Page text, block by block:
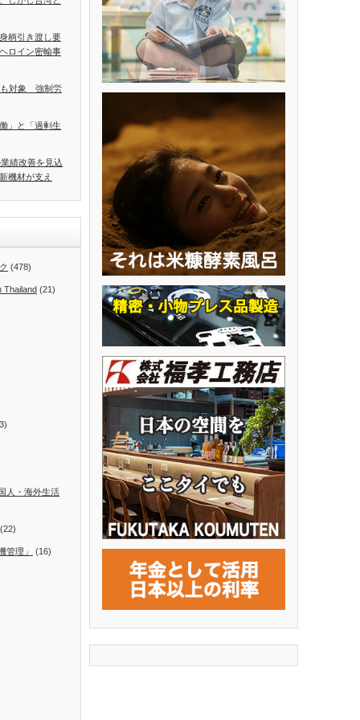
柄引き渡し要
ロイン密輸事
対象 強制労
」と「過剰生
績改善を見込
機材が支え
(478)
Thailand (21)
人・海外生活
管理」 (16)